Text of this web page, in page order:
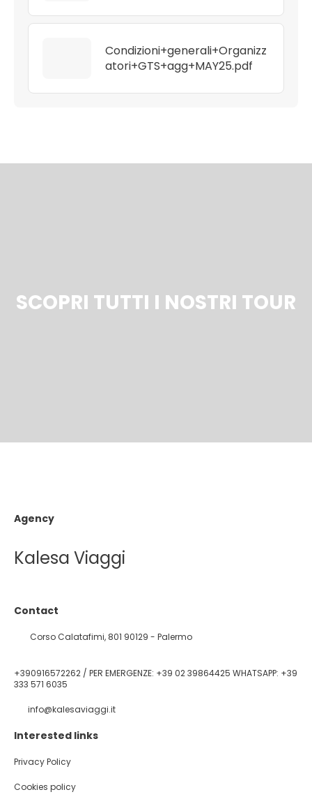
Condizioni+generali+Organizz
atori+GTS+agg+MAY25.pdf
SCOPRI TUTTI I NOSTRI TOUR
Agency
Kalesa Viaggi
Contact
Corso Calatafimi, 801 90129 - Palermo
+390916572262 / PER EMERGENZE: +39 02 39864425 WHATSAPP: +39
333 571 6035
info@kalesaviaggi.it
Interested links
Privacy Policy
Cookies policy